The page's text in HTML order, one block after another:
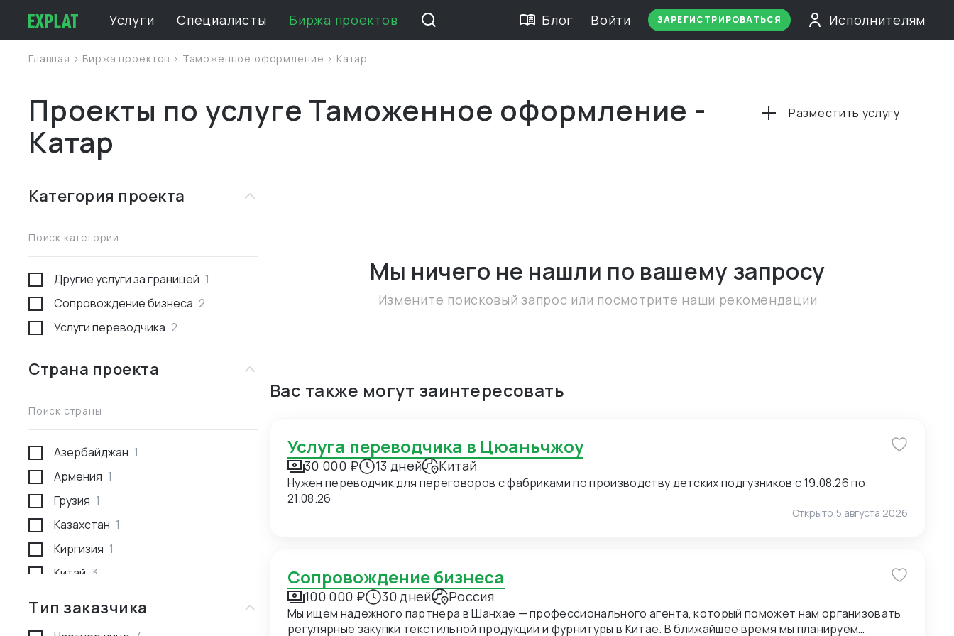
Услуги Специалисты Биржа проектов Блог Войти ЗАРЕГИСТРИРОВАТЬСЯ Исполнителям
Главная > Биржа проектов > Таможенное оформление > Катар
Проекты по услуге Таможенное оформление -
Катар
Разместить услугу
Категория проекта
Поиск категории
Другие услуги за границей 1
Сопровождение бизнеса 2
Услуги переводчика 2
Страна проекта
Поиск страны
Азербайджан 1
Армения 1
Грузия 1
Казахстан 1
Киргизия 1
Китай 3
Тип заказчика
Мы ничего не нашли по вашему запросу
Измените поисковый запрос или посмотрите наши рекомендации
Вас также могут заинтересовать
Услуга переводчика в Цюаньчжоу
30 000 ₽ 13 дней Китай
Нужен переводчик для переговоров с фабриками по производству детских подгузников с 19.08.26 по
21.08.26
Открыто 5 августа 2026
Сопровождение бизнеса
100 000 ₽ 30 дней Россия
Мы ищем надежного партнера в Шанхае — профессионального агента, который поможет нам организовать
регулярные закупки текстильной продукции и фурнитуры в Китае. В ближайшее время мы планируем